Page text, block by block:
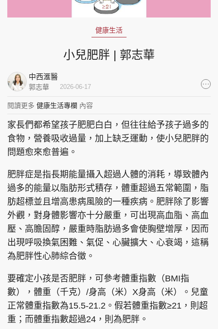
集團旗下品牌
東周刊 cazbuyer 東Touch
PCM 電腦廣場 星島頭條 星島日報
頭條日報 星島環球 The Standard
親子王 Oh!爸媽 JobMarket
健康生活
小兒肥胖 | 郭志華
中西滙醫
郭志華 2026-06-17
閱讀更多 健康生活專欄 內容
家長們都希望孩子肥肥白白，但往往給予孩子過多的
食物，營養吸收過量，加上缺乏運動，使小兒肥胖的
問題愈來愈普遍。
肥胖症是指長期能量攝入超過人體的消耗，導致體內
過多的能量以脂肪形式積存，體重超過五常範圍，脂
肪超標並且增高患病風險的一種疾病。肥胖除了影響
外觀，對身體影響亦十分嚴重，可出現高血脂、高血
壓、高膽固醇，嚴重時脂肪過多會使胸壁增厚，因而
出現呼吸換氣困難、氣促、心臟擴大、心衰竭，這稱
為肥胖性心肺綜合徵。
要確定小孩是否肥胖，可參考體重指數（BMI指
數），體重（千克）/身高（米）X身高（米）。兒童
正常體重指數為15.5-21.2。假若體重指數≥21，則超
重；而體重指數超過24，則為肥胖。